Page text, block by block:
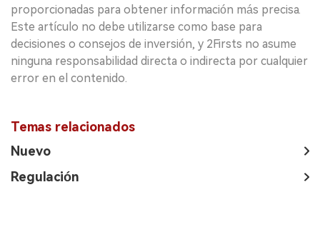
proporcionadas para obtener información más precisa.
Este artículo no debe utilizarse como base para
decisiones o consejos de inversión, y 2Firsts no asume
ninguna responsabilidad directa o indirecta por cualquier
error en el contenido.
Temas relacionados
Nuevo
Regulación